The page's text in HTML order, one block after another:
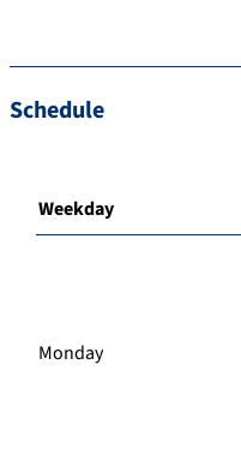
Schedule
Weekday
Monday